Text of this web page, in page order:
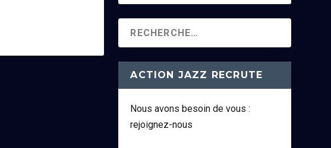
ACTION JAZZ RECRUTE
Nous avons besoin de vous :
rejoignez-nous